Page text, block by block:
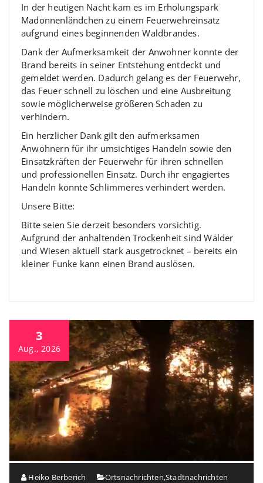
In der heutigen Nacht kam es im Erholungspark
Madonnenländchen zu einem Feuerwehreinsatz
aufgrund eines beginnenden Waldbrandes.
Dank der Aufmerksamkeit der Anwohner konnte der
Brand bereits in seiner Entstehung entdeckt und
gemeldet werden. Dadurch gelang es der Feuerwehr,
das Feuer schnell zu löschen und eine Ausbreitung
sowie möglicherweise größeren Schaden zu
verhindern.
Ein herzlicher Dank gilt den aufmerksamen
Anwohnern für ihr umsichtiges Handeln sowie den
Einsatzkräften der Feuerwehr für ihren schnellen
und professionellen Einsatz. Durch ihr engagiertes
Handeln konnte Schlimmeres verhindert werden.
Unsere Bitte:
Bitte seien Sie derzeit besonders vorsichtig.
Aufgrund der anhaltenden Trockenheit sind Wälder
und Wiesen aktuell stark ausgetrocknet – bereits ein
kleiner Funke kann einen Brand auslösen.
3
Aug., 2026
Heiko Berberich Ortsnachrichten,Stadtnachrichten